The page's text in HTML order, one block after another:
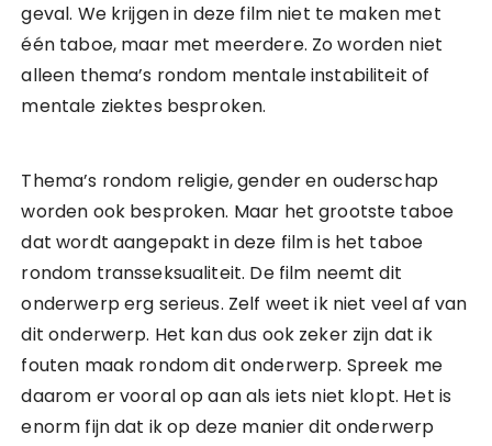
geval. We krijgen in deze film niet te maken met
één taboe, maar met meerdere. Zo worden niet
alleen thema’s rondom mentale instabiliteit of
mentale ziektes besproken.
Thema’s rondom religie, gender en ouderschap
worden ook besproken. Maar het grootste taboe
dat wordt aangepakt in deze film is het taboe
rondom transseksualiteit. De film neemt dit
onderwerp erg serieus. Zelf weet ik niet veel af van
dit onderwerp. Het kan dus ook zeker zijn dat ik
fouten maak rondom dit onderwerp. Spreek me
daarom er vooral op aan als iets niet klopt. Het is
enorm fijn dat ik op deze manier dit onderwerp